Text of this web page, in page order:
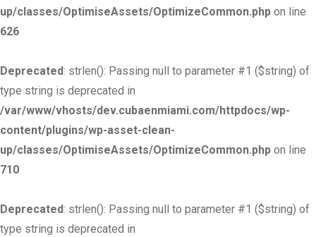
up/classes/OptimiseAssets/OptimizeCommon.php on line
626
Deprecated: strlen(): Passing null to parameter #1 ($string) of
type string is deprecated in
/var/www/vhosts/dev.cubaenmiami.com/httpdocs/wp-
content/plugins/wp-asset-clean-
up/classes/OptimiseAssets/OptimizeCommon.php on line
710
Deprecated: strlen(): Passing null to parameter #1 ($string) of
type string is deprecated in